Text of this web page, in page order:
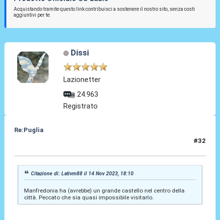
Acquistando tramite questo link contribuisci a sostenere il nostro sito, senza costi
aggiuntivi per te.
Dissi
Lazionetter
24.963
Registrato
Re:Puglia
#32
Citazione di: Lativm88 il 14 Nov 2023, 18:10
Manfredonia ha (avrebbe) un grande castello nel centro della
città. Peccato che sia quasi impossibile visitarlo.